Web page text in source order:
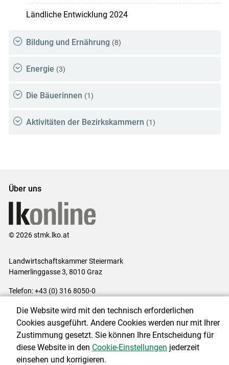
Ländliche Entwicklung 2024
Bildung und Ernährung (8)
Energie (3)
Die Bäuerinnen (1)
Aktivitäten der Bezirkskammern (1)
Über uns
© 2026 stmk.lko.at
Landwirtschaftskammer Steiermark
Hamerlinggasse 3, 8010 Graz
Telefon: +43 (0) 316 8050-0
Impressum|Kontakt|Datenschutzerklärung|Barrierefreiheit|
Cookie-Einstellungen
Die Website wird mit den technisch erforderlichen
Cookies ausgeführt. Andere Cookies werden nur mit Ihrer
Zustimmung gesetzt. Sie können Ihre Entscheidung für
diese Website in den Cookie-Einstellungen jederzeit
einsehen und korrigieren.